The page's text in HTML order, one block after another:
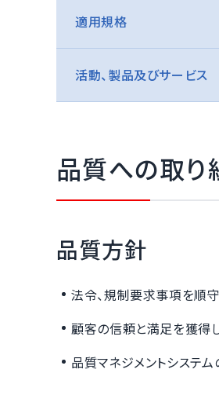
適用規格
活動、製品及びサービス
品質への取り
品質方針
法令、規制要求事項を順守
顧客の信頼と満足を獲得
品質マネジメントシステ